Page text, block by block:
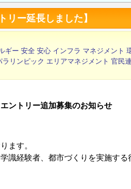
ー延長しました】
ギー 安全 安心 インフラ マネジメント
ラリンピック エリアマネジメント 官民
トリー追加募集のお知らせ
ます。
識経験者、都市づくりを実施する